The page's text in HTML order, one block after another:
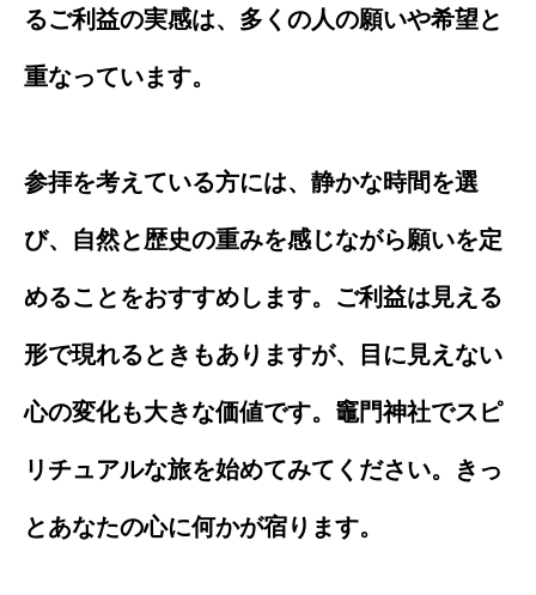
るご利益の実感は、多くの人の願いや希望と
重なっています。
参拝を考えている方には、静かな時間を選
び、自然と歴史の重みを感じながら願いを定
めることをおすすめします。ご利益は見える
形で現れるときもありますが、目に見えない
心の変化も大きな価値です。竈門神社でスピ
リチュアルな旅を始めてみてください。きっ
とあなたの心に何かが宿ります。